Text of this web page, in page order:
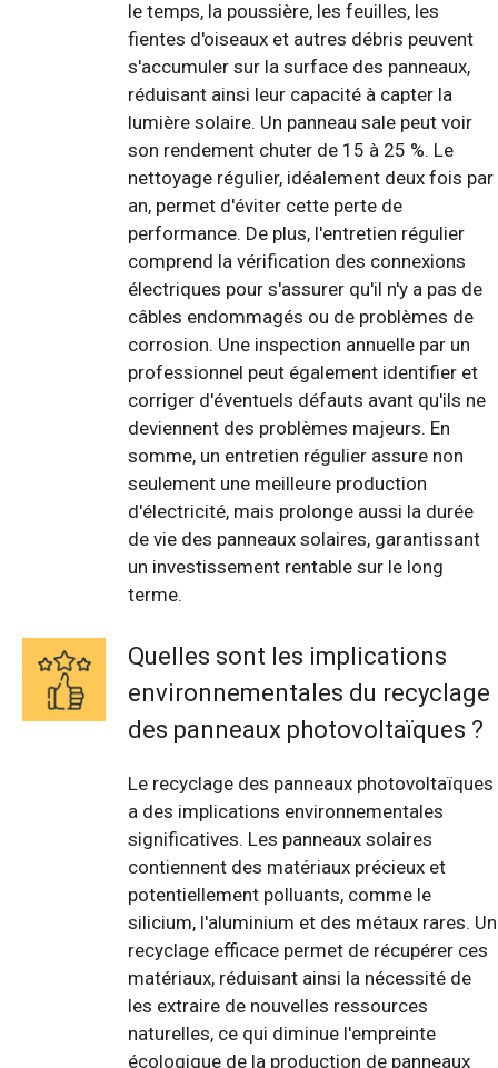
le temps, la poussière, les feuilles, les
fientes d'oiseaux et autres débris peuvent
s'accumuler sur la surface des panneaux,
réduisant ainsi leur capacité à capter la
lumière solaire. Un panneau sale peut voir
son rendement chuter de 15 à 25 %. Le
nettoyage régulier, idéalement deux fois par
an, permet d'éviter cette perte de
performance. De plus, l'entretien régulier
comprend la vérification des connexions
électriques pour s'assurer qu'il n'y a pas de
câbles endommagés ou de problèmes de
corrosion. Une inspection annuelle par un
professionnel peut également identifier et
corriger d'éventuels défauts avant qu'ils ne
deviennent des problèmes majeurs. En
somme, un entretien régulier assure non
seulement une meilleure production
d'électricité, mais prolonge aussi la durée
de vie des panneaux solaires, garantissant
un investissement rentable sur le long
terme.
Quelles sont les implications
environnementales du recyclage
des panneaux photovoltaïques ?
Le recyclage des panneaux photovoltaïques
a des implications environnementales
significatives. Les panneaux solaires
contiennent des matériaux précieux et
potentiellement polluants, comme le
silicium, l'aluminium et des métaux rares. Un
recyclage efficace permet de récupérer ces
matériaux, réduisant ainsi la nécessité de
les extraire de nouvelles ressources
naturelles, ce qui diminue l'empreinte
écologique de la production de panneaux